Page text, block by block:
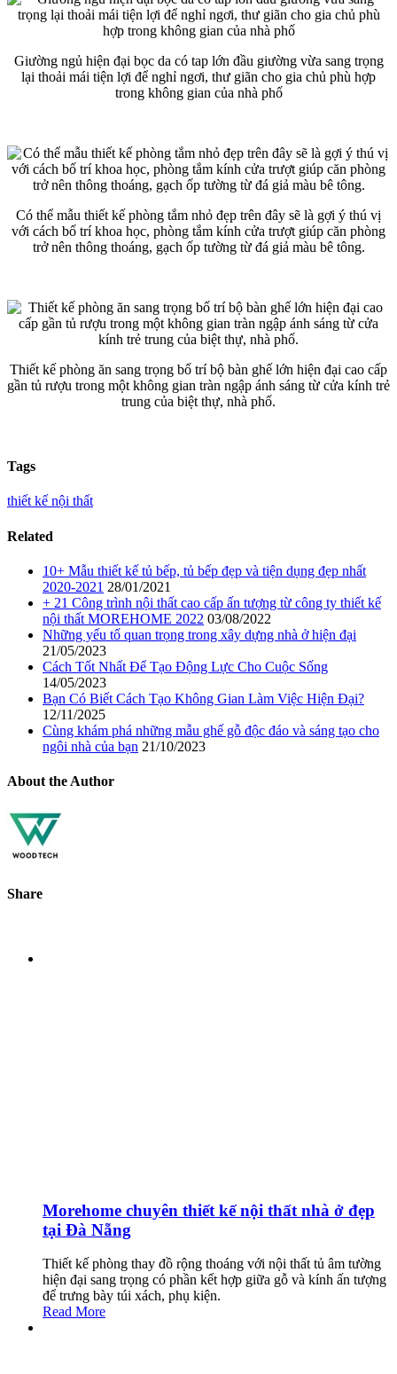
Giường ngủ hiện đại bọc da có tap lớn đầu giường vừa sang trọng
lại thoải mái tiện lợi để nghỉ ngơi, thư giãn cho gia chủ phù hợp
trong không gian của nhà phố
Có thể mẫu thiết kế phòng tắm nhỏ đẹp trên đây sẽ là gợi ý thú vị
với cách bố trí khoa học, phòng tắm kính cửa trượt giúp căn phòng
trở nên thông thoáng, gạch ốp tường từ đá giả màu bê tông.
Thiết kế phòng ăn sang trọng bố trí bộ bàn ghế lớn hiện đại cao cấp
gần tủ rượu trong một không gian tràn ngập ánh sáng từ cửa kính trẻ
trung của biệt thự, nhà phố.
Tags
thiết kế nội thất
Related
10+ Mẫu thiết kế tủ bếp, tủ bếp đẹp và tiện dụng đẹp nhất
2020-2021 28/01/2021
+ 21 Công trình nội thất cao cấp ấn tượng từ công ty thiết kế
nội thất MOREHOME 2022 03/08/2022
Những yếu tố quan trọng trong xây dựng nhà ở hiện đại
21/05/2023
Cách Tốt Nhất Để Tạo Động Lực Cho Cuộc Sống
14/05/2023
Bạn Có Biết Cách Tạo Không Gian Làm Việc Hiện Đại?
12/11/2025
Cùng khám phá những mẫu ghế gỗ độc đáo và sáng tạo cho
ngôi nhà của bạn 21/10/2023
About the Author
Share
Morehome chuyên thiết kế nội thất nhà ở đẹp
tại Đà Nẵng
Thiết kế phòng thay đồ rộng thoáng với nội thất tủ âm tường
hiện đại sang trọng có phần kết hợp giữa gỗ và kính ấn tượng
để trưng bày túi xách, phụ kiện.
Read More